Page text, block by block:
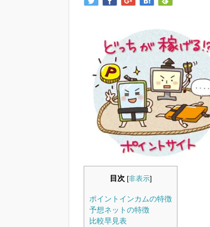
目次 [非表示]
ポイントインカムの特徴
予想ネットの特徴
比較早見表